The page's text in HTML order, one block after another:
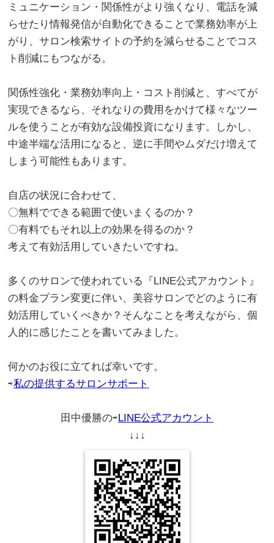
ミュニケーション・関係性がより強くなり、電話を減
らせたり情報発信が自動化できることで業務効率が上
がり、サロン検索サイトの予約を減らせることでコス
ト削減にもつながる。
関係性強化・業務効率向上・コスト削減と、すべてが
実現できるなら、それなりの費用をかけて様々なツー
ルを使うことが有効な設備投資になります。しかし、
中途半端な活用になると、逆に手間やムダだけ増えて
しまう可能性もあります。
自店の状況に合わせて、
〇無料でできる範囲で使いまくるのか？
〇有料でもそれ以上の効果を得るのか？
考えて有効活用していきたいですね。
多くのサロンで使われている『LINE公式アカウント』
の料金プラン変更に伴い、美容サロンでどのように有
効活用していくべきか？そんなことを考えながら、個
人的に感じたことを書いてみました。
何かのお役に立てれば幸いです。
⇨私の提供するサロンサポート
田中優勝の⇨LINE公式アカウント
↓↓↓